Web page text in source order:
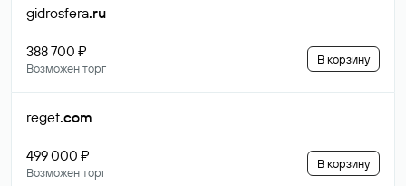
gidrosfera.ru
388 700 ₽
Возможен торг
В корзину
reget.com
499 000 ₽
Возможен торг
В корзину